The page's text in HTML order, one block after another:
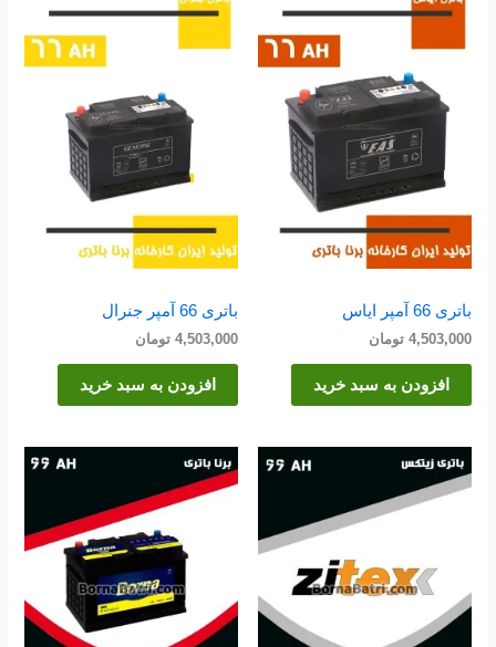
باتری 66 آمپر ایاس
4,503,000 تومان
افزودن به سبد خرید
باتری 66 آمپر جنرال
4,503,000 تومان
افزودن به سبد خرید